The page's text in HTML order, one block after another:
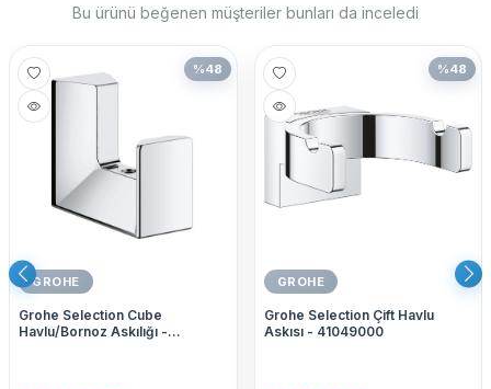
Bu ürünü beğenen müşteriler bunları da inceledi
%48
GROHE
Grohe Selection Cube
Havlu/Bornoz Askılığı -
%48
GROHE
Grohe Selection Çift Havlu
Askısı - 41049000